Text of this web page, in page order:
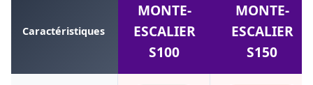
Caractéristiques
MONTE-
ESCALIER
S100
MONTE-
ESCALIER
S150